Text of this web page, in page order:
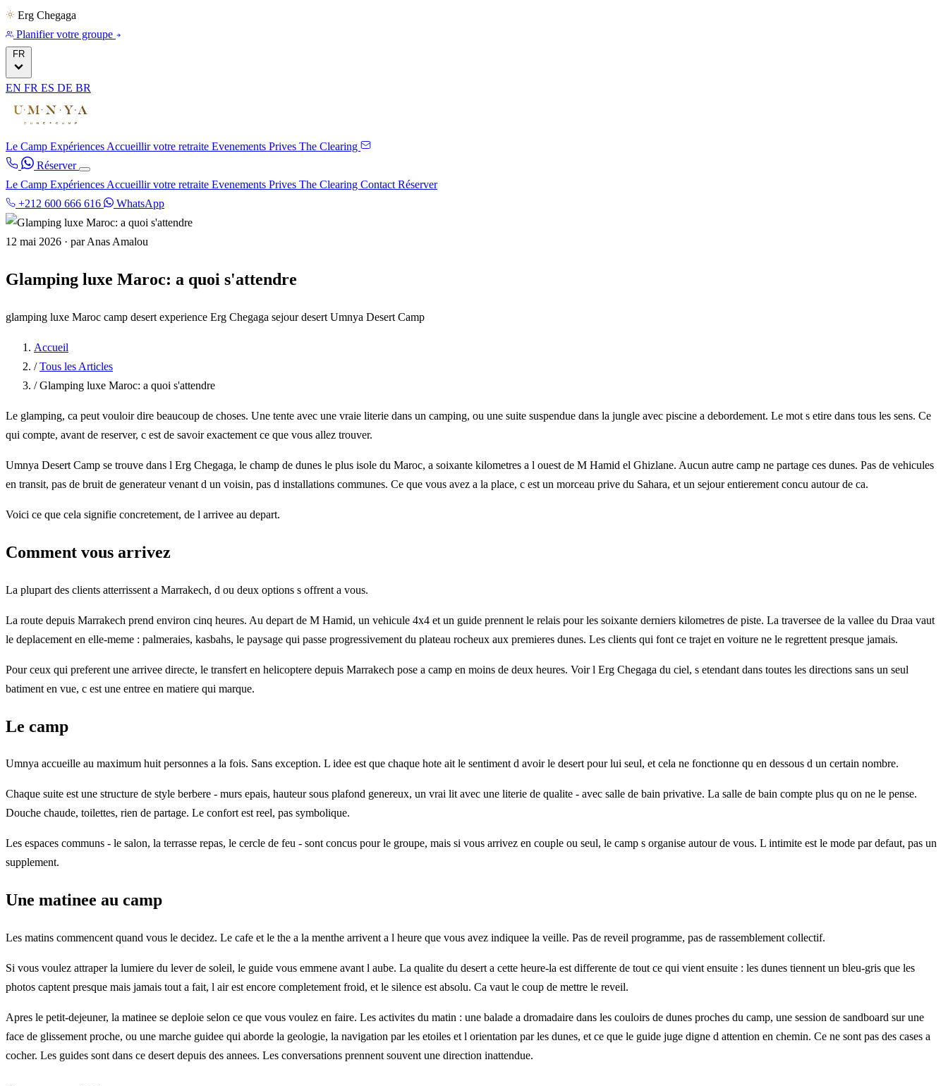
Erg Chegaga
Planifier votre groupe
FR
EN FR ES DE BR
Le Camp Expériences Accueillir votre retraite Evenements Prives The Clearing
Réserver
Le Camp Expériences Accueillir votre retraite Evenements Prives The Clearing Contact Réserver
+212 600 666 616
WhatsApp
12 mai 2026 · par Anas Amalou
Glamping luxe Maroc: a quoi s'attendre
glamping luxe Maroc camp desert experience Erg Chegaga sejour desert Umnya Desert Camp
Accueil
/ Tous les Articles
/ Glamping luxe Maroc: a quoi s'attendre
Le glamping, ca peut vouloir dire beaucoup de choses. Une tente avec une vraie literie dans un camping, ou une suite suspendue dans la jungle avec piscine a debordement. Le mot s etire dans tous les sens. Ce
qui compte, avant de reserver, c est de savoir exactement ce que vous allez trouver.
Umnya Desert Camp se trouve dans l Erg Chegaga, le champ de dunes le plus isole du Maroc, a soixante kilometres a l ouest de M Hamid el Ghizlane. Aucun autre camp ne partage ces dunes. Pas de vehicules
en transit, pas de bruit de generateur venant d un voisin, pas d installations communes. Ce que vous avez a la place, c est un morceau prive du Sahara, et un sejour entierement concu autour de ca.
Voici ce que cela signifie concretement, de l arrivee au depart.
Comment vous arrivez
La plupart des clients atterrissent a Marrakech, d ou deux options s offrent a vous.
La route depuis Marrakech prend environ cinq heures. Au depart de M Hamid, un vehicule 4x4 et un guide prennent le relais pour les soixante derniers kilometres de piste. La traversee de la vallee du Draa vaut
le deplacement en elle-meme : palmeraies, kasbahs, le paysage qui passe progressivement du plateau rocheux aux premieres dunes. Les clients qui font ce trajet en voiture ne le regrettent presque jamais.
Pour ceux qui preferent une arrivee directe, le transfert en helicoptere depuis Marrakech pose a camp en moins de deux heures. Voir l Erg Chegaga du ciel, s etendant dans toutes les directions sans un seul
batiment en vue, c est une entree en matiere qui marque.
Le camp
Umnya accueille au maximum huit personnes a la fois. Sans exception. L idee est que chaque hote ait le sentiment d avoir le desert pour lui seul, et cela ne fonctionne qu en dessous d un certain nombre.
Chaque suite est une structure de style berbere - murs epais, hauteur sous plafond genereux, un vrai lit avec une literie de qualite - avec salle de bain privative. La salle de bain compte plus qu on ne le pense.
Douche chaude, toilettes, rien de partage. Le confort est reel, pas symbolique.
Les espaces communs - le salon, la terrasse repas, le cercle de feu - sont concus pour le groupe, mais si vous arrivez en couple ou seul, le camp s organise autour de vous. L intimite est le mode par defaut, pas un
supplement.
Une matinee au camp
Les matins commencent quand vous le decidez. Le cafe et le the a la menthe arrivent a l heure que vous avez indiquee la veille. Pas de reveil programme, pas de rassemblement collectif.
Si vous voulez attraper la lumiere du lever de soleil, le guide vous emmene avant l aube. La qualite du desert a cette heure-la est differente de tout ce qui vient ensuite : les dunes tiennent un bleu-gris que les
photos captent presque mais jamais tout a fait, l air est encore completement froid, et le silence est absolu. Ca vaut le coup de mettre le reveil.
Apres le petit-dejeuner, la matinee se deploie selon ce que vous voulez en faire. Les activites du matin : une balade a dromadaire dans les couloirs de dunes proches du camp, une session de sandboard sur une
face de glissement proche, ou une marche guidee qui aborde la geologie, la navigation par les etoiles et l orientation par les dunes, et ce que le guide juge digne d attention en chemin. Ce ne sont pas des cases a
cocher. Les guides sont dans ce desert depuis des annees. Les conversations prennent souvent une direction inattendue.